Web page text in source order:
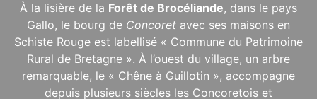
À la lisière de la Forêt de Brocéliande, dans le pays
Gallo, le bourg de Concoret avec ses maisons en
Schiste Rouge est labellisé « Commune du Patrimoine
Rural de Bretagne ». À l’ouest du village, un arbre
remarquable, le « Chêne à Guillotin », accompagne
depuis plusieurs siècles les Concoretois et